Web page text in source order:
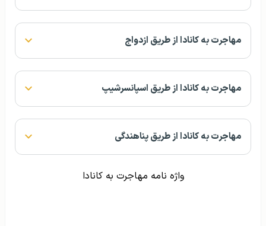
مهاجرت به کانادا از طریق ازدواج
مهاجرت به کانادا از طریق اسپانسرشیپ
مهاجرت به کانادا از طریق پناهندگی
واژه نامه مهاجرت به کانادا